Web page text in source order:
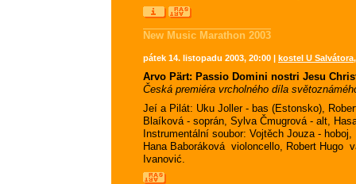
New Music Marathon 2003
pátek 14. listopadu 2003, 20:00 | kostel U
Arvo Pärt: Passio Domini nostri Jesu
Česká premiéra vrcholného díla
Jeí a Pilát: Uku Joller - bas (Estonsko),
Blaíková - soprán, Sylva Čmugrová - alt,
Instrumentální soubor: Vojtěch Jouza -
Hana Baboráková  violoncello, Robert Hugo
Ivanović.